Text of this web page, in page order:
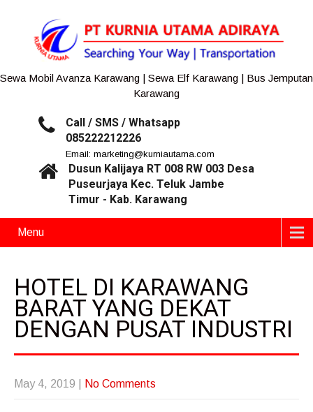
Sewa Mobil Avanza Karawang | Sewa Elf Karawang | Bus Jemputan
Karawang
Call / SMS / Whatsapp
085222212226
Email: marketing@kurniautama.com
Dusun Kalijaya RT 008 RW 003 Desa
Puseurjaya Kec. Teluk Jambe
Timur - Kab. Karawang
Menu
HOTEL DI KARAWANG
BARAT YANG DEKAT
DENGAN PUSAT INDUSTRI
May 4, 2019 No Comments